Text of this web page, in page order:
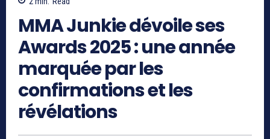
MMA Junkie dévoile ses
Awards 2025 : une année
marquée par les
confirmations et les
révélations